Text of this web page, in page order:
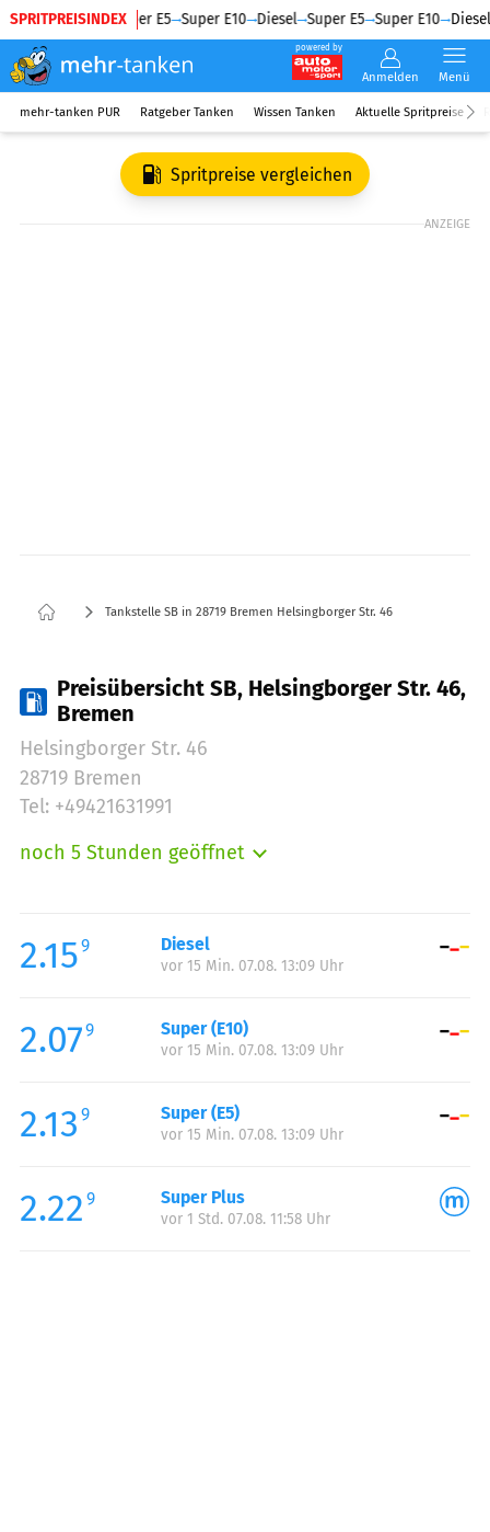
SPRITPREISINDEX
Diesel Super E5 Super E10 Diesel Super E5 Super E10 Diesel
powered by
Anmelden Menü
mehr-tanken PUR Ratgeber Tanken Wissen Tanken Aktuelle Spritpreise
Spritpreise vergleichen
ANZEIGE
Tankstelle SB in 28719 Bremen Helsingborger Str. 46
Preisübersicht SB, Helsingborger Str. 46,
Bremen
Helsingborger Str. 46
28719 Bremen
Tel: +49421631991
noch 5 Stunden geöffnet
Mittwoch:
06:00-21:00
Donnerstag:
Samstag:
08:00-21:00
Sonntag:
2.159 Diesel
vor 15 Min. 07.08. 13:09 Uhr
2.079 Super (E10)
vor 15 Min. 07.08. 13:09 Uhr
2.13 9 Super (E5)
vor 15 Min. 07.08. 13:09 Uhr
2.22 9 Super Plus
vor 1 Std. 07.08. 11:58 Uhr